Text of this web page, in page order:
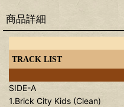
商品詳細
TRACK LIST
SIDE-A
1.Brick City Kids (Clean)